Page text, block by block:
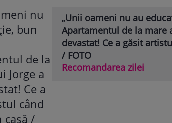
„Unii oameni nu au
Apartamentul de la mare
devastat! Ce a găsit
/ FOTO
Recomandarea zilei